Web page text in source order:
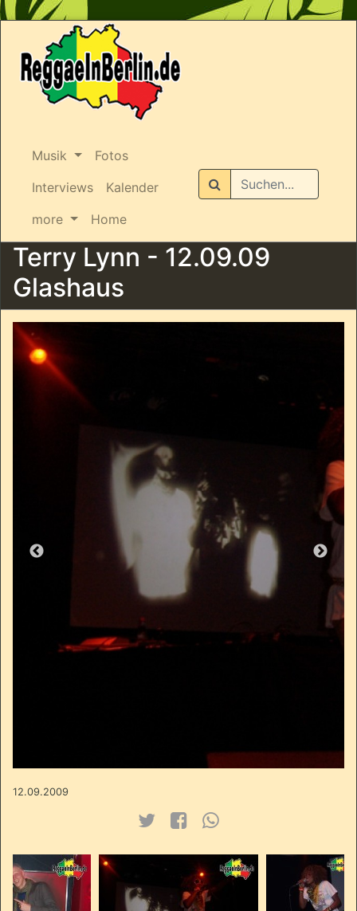
Musik
Fotos
Interviews
Kalender
more
Home
Suchen
Terry Lynn - 12.09.09
Glashaus
12.09.2009